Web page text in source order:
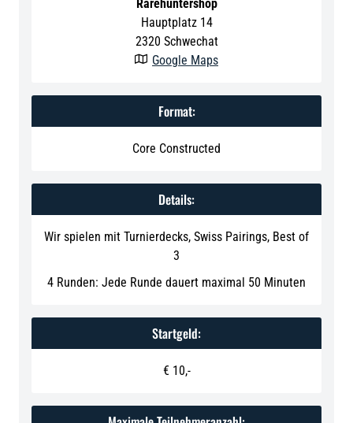
Rarehuntershop
Hauptplatz 14
2320 Schwechat
 Google Maps
Format:
Core Constructed
Details:
Wir spielen mit Turnierdecks, Swiss Pairings, Best of
3
4 Runden: Jede Runde dauert maximal 50 Minuten
Startgeld:
€ 10,-